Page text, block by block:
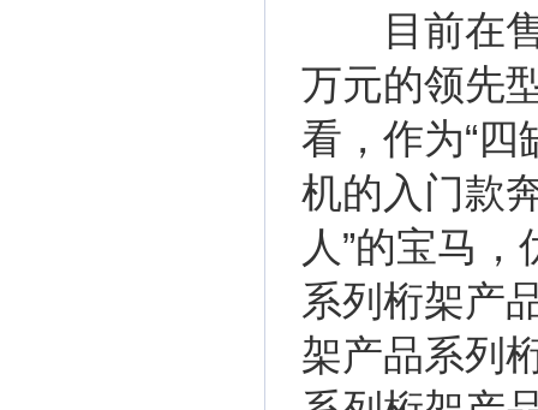
目前在售
万元的领先
看，作为“
机的入门款
人”的宝马
系列桁架产
架产品系列